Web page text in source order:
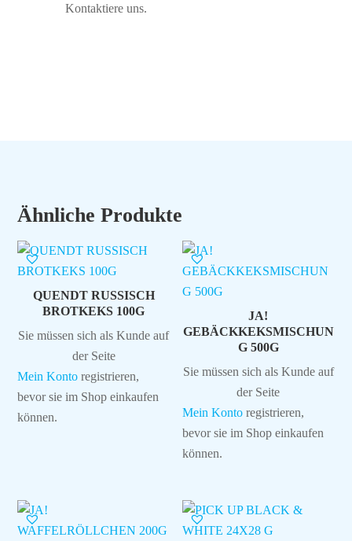
Kontaktiere uns.
Ähnliche Produkte
QUENDT RUSSISCH
BROTKEKS 100G
Sie müssen sich als Kunde auf
der Seite
Mein Konto registrieren,
bevor sie im Shop einkaufen
können.
JA!
GEBÄCKKEKSMISCHUN
G 500G
Sie müssen sich als Kunde auf
der Seite
Mein Konto registrieren,
bevor sie im Shop einkaufen
können.